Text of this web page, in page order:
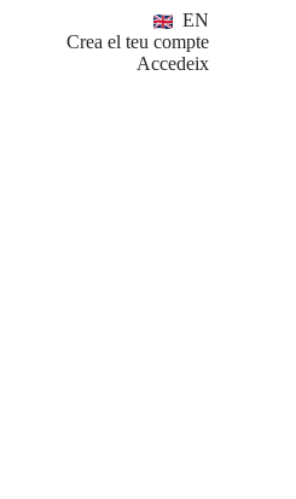
EN
Crea el teu compte
Accedeix